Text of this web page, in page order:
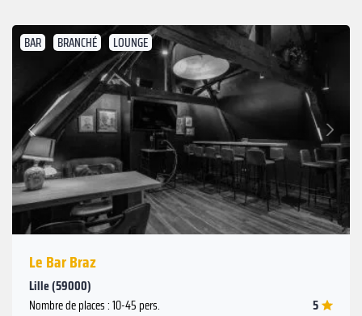
BAR BRANCHÉ LOUNGE
Précédent
Suivant
Le Bar Braz
Lille (59000)
Nombre de places : 10-45 pers. 5